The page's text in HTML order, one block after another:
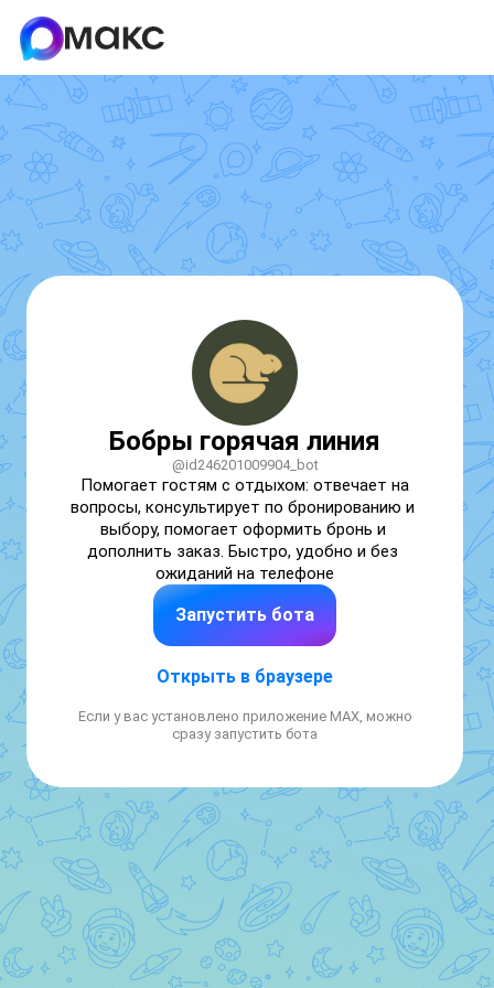
Бобры горячая линия
@id246201009904_bot
Помогает гостям с отдыхом: отвечает на
вопросы, консультирует по бронированию и
выбору, помогает оформить бронь и
дополнить заказ. Быстро, удобно и без
ожиданий на телефоне
Запустить бота
Открыть в браузере
Если у вас установлено приложение MAX, можно
сразу запустить бота